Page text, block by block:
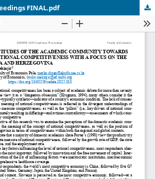
FINAL.pdf